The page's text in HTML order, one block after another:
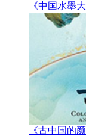
《中国水墨大
《古中国的颜